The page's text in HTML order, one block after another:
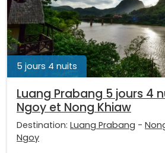
5 jours 4 nuits
Luang Prabang 5 jours 4
Ngoy et Nong Khiaw
Destination: Luang Prabang -
Ngoy